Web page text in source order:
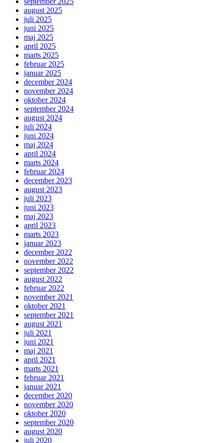
august 2025
juli 2025
juni 2025
maj 2025
april 2025
marts 2025
februar 2025
januar 2025
december 2024
november 2024
oktober 2024
september 2024
august 2024
juli 2024
juni 2024
maj 2024
april 2024
marts 2024
februar 2024
december 2023
august 2023
juli 2023
juni 2023
maj 2023
april 2023
marts 2023
januar 2023
december 2022
november 2022
september 2022
august 2022
februar 2022
november 2021
oktober 2021
september 2021
august 2021
juli 2021
juni 2021
maj 2021
april 2021
marts 2021
februar 2021
januar 2021
december 2020
november 2020
oktober 2020
september 2020
august 2020
juli 2020